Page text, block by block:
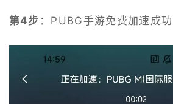
第4步 ：PUBG手游免费加速成功